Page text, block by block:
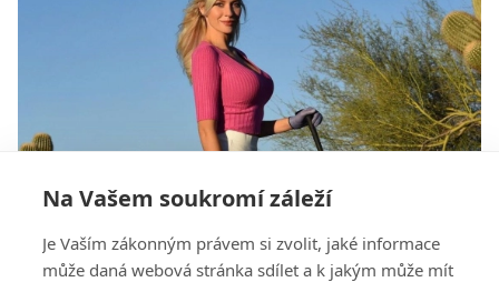
Na Vašem soukromí záleží
Je Vaším zákonným právem si zvolit, jaké informace
může daná webová stránka sdílet a k jakým může mít
Bryson je snadný terč, řekla Paige. Pak obvinila
fanouška ze sexismu